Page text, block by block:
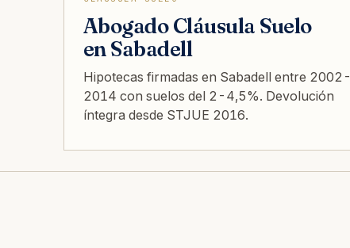
Abogado Cláusula Suelo
en Sabadell
Hipotecas firmadas en Sabadell entre 2002-
2014 con suelos del 2-4,5%. Devolución
íntegra desde STJUE 2016.